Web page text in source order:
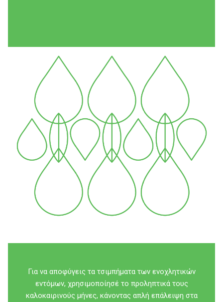
Για να αποφύγεις τα τσιμπήματα των ενοχλητικών
εντόμων, χρησιμοποίησέ το προληπτικά τους
καλοκαιρινούς μήνες, κάνοντας απλή επάλειψη στα